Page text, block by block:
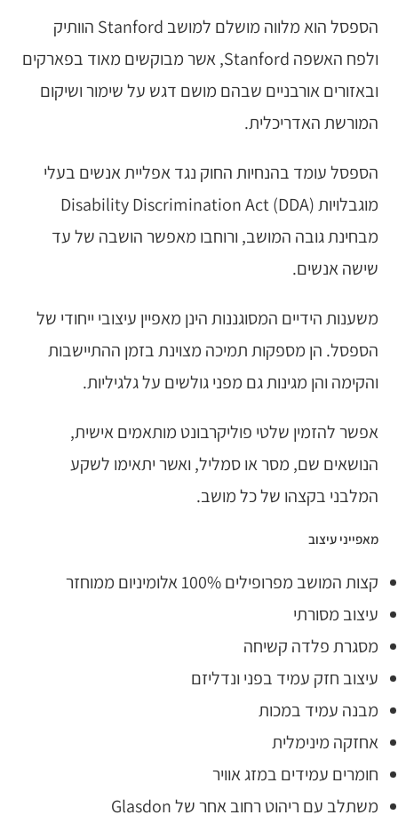
הספסל הוא מלווה מושלם למושב Stanford הוותיק
ולפח האשפה Stanford, אשר מבוקשים מאוד בפארקים
ובאזורים אורבניים שבהם מושם דגש על שימור ושיקום
המורשת האדריכלית.
הספסל עומד בהנחיות החוק נגד אפליית אנשים בעלי
מוגבלויות Disability Discrimination Act (DDA)
מבחינת גובה המושב, ורוחבו מאפשר הושבה של עד
שישה אנשים.
משענות הידיים המסוגננות הינן מאפיין עיצובי ייחודי של
הספסל. הן מספקות תמיכה מצוינת בזמן ההתיישבות
והקימה והן מגינות גם מפני גולשים על גלגיליות.
אפשר להזמין שלטי פוליקרבונט מותאמים אישית,
הנושאים שם, מסר או סמליל, ואשר יתאימו לשקע
המלבני בקצהו של כל מושב.
מאפייני עיצוב
קצות המושב מפרופילים 100% אלומיניום ממוחזר
עיצוב מסורתי
מסגרת פלדה קשיחה
עיצוב חזק עמיד בפני ונדליזם
מבנה עמיד במכות
אחזקה מינימלית
חומרים עמידים במזג אוויר
משתלב עם ריהוט רחוב אחר של Glasdon